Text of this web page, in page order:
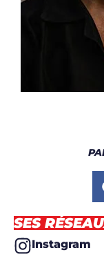
SES
Instagram